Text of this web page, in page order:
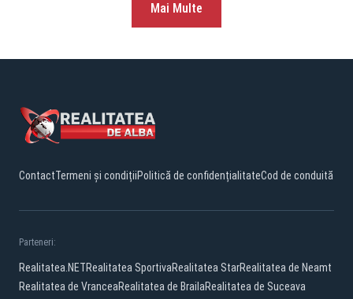
Mai Multe
ContactTermeni și condițiiPolitică de confidențialitateCod de conduită
Parteneri:
Realitatea.NETRealitatea SportivaRealitatea StarRealitatea de Neamt
Realitatea de VranceaRealitatea de BrailaRealitatea de Suceava